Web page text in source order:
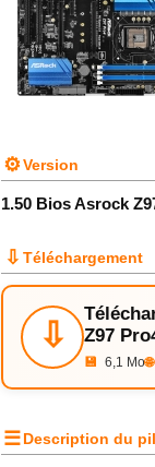
⚙Version
1.50 Bios Asrock
⇩ Téléchargement
⇩
Z97
💾 6,1 Mo🌐
☰Description du